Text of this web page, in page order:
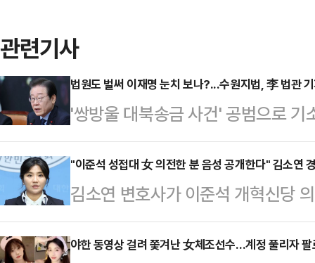
관련기사
법원도 벌써 이재명 눈치 보나?...수원지법, 李 법관
'쌍방울 대북송금 사건' 공범으로
기한 법관 기피 신청이 법원에서 받
이 중단됐다. 이에 검찰은 "피고인
는 특혜 요구와 다름없다"고 지적
11부(신진우 부장판사)는 이날 이
준비기일에 "피고인의 법관 기피
"이준석 성접대 女 의전한 분 음성 공개한다" 김소연
김소연 변호사가 이준석 개혁신당
공개하겠다고 밝혀 파문이 일고 있
해 "준석아 잘났다. 네가 최고 존엄
야한 동영상 걸려 쫓겨난 女체조선수…계정 풀리자